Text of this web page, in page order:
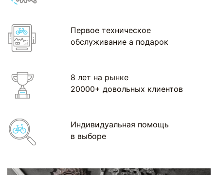
Первое техническое
обслуживание а подарок
8 лет на рынке
20000+ довольных клиентов
Индивидуальная помощь
в выборе